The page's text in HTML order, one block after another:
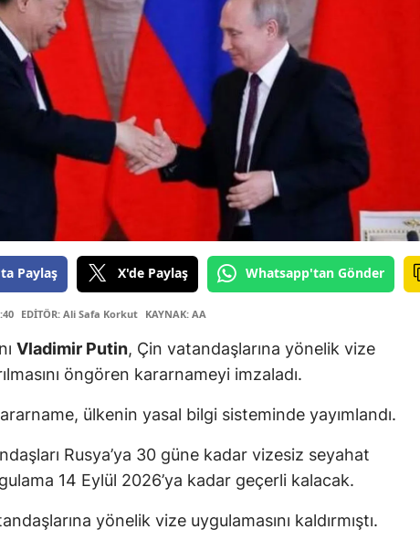
Paylaş X'de Paylaş Whatsapp'tan Gönder
EDİTÖR: Ali Safa Korkut KAYNAK: AA
Vladimir Putin, Çin vatandaşlarına yönelik vize
öngören kararnameyi imzaladı.
ülkenin yasal bilgi sisteminde yayımlandı.
Rusya’ya 30 güne kadar vizesiz seyahat
14 Eylül 2026’ya kadar geçerli kalacak.
yönelik vize uygulamasını kaldırmıştı.